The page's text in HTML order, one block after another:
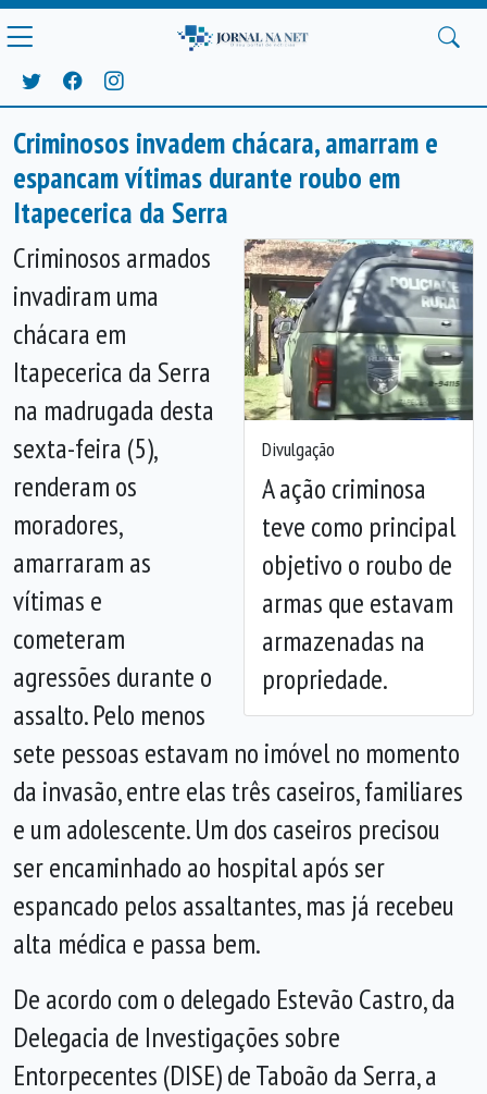
Criminosos invadem chácara, amarram e
espancam vítimas durante roubo em
Itapecerica da Serra
Divulgação
A ação criminosa
teve como principal
objetivo o roubo de
armas que estavam
armazenadas na
propriedade.
Anterior
Criminosos armados
invadiram uma
chácara em
Itapecerica da Serra
na madrugada desta
sexta-feira (5),
renderam os
moradores,
amarraram as
vítimas e
cometeram
agressões durante o
assalto. Pelo menos
sete pessoas estavam no imóvel no momento
da invasão, entre elas três caseiros, familiares
e um adolescente. Um dos caseiros precisou
ser encaminhado ao hospital após ser
espancado pelos assaltantes, mas já recebeu
alta médica e passa bem.
De acordo com o delegado Estevão Castro, da
Delegacia de Investigações sobre
Entorpecentes (DISE) de Taboão da Serra, a